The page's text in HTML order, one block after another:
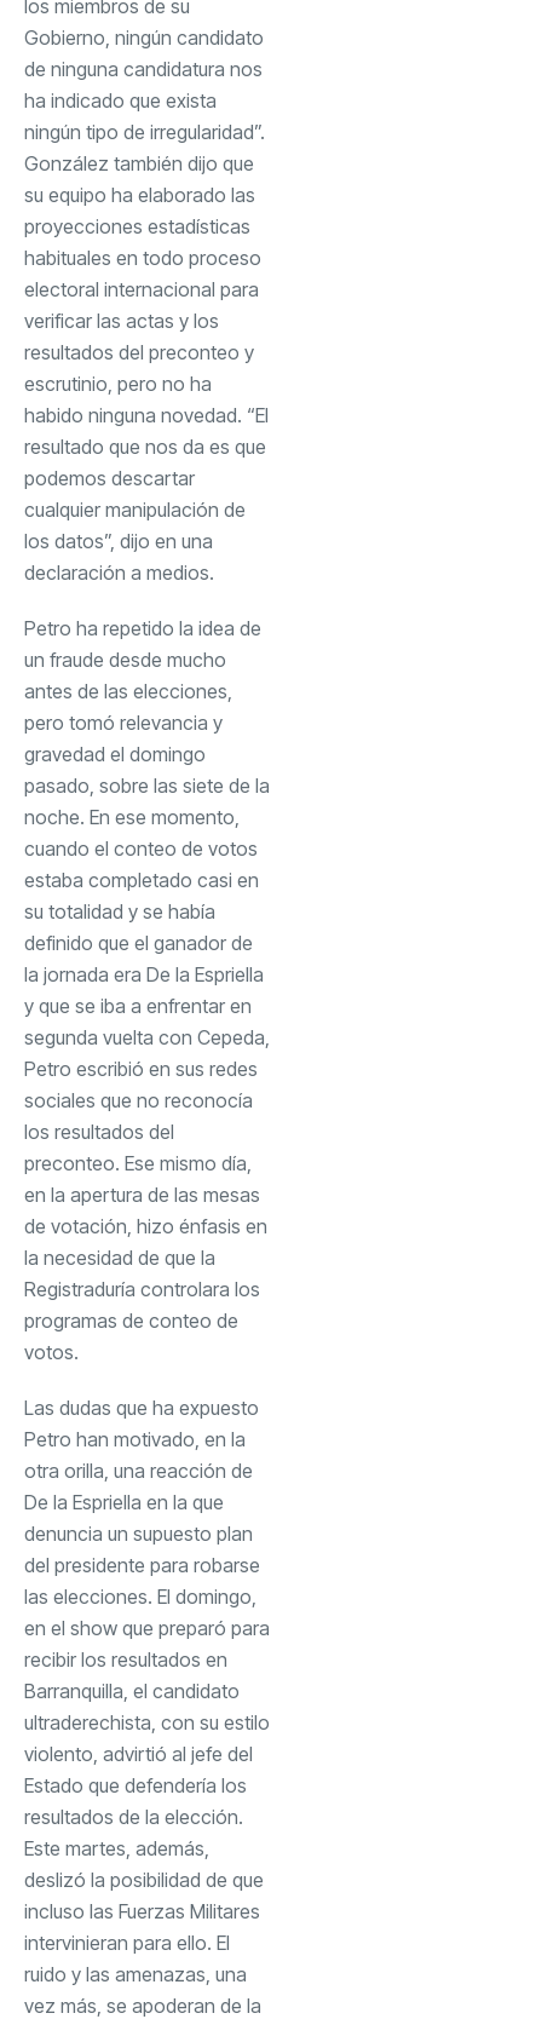
los miembros de su
Gobierno, ningún candidato
de ninguna candidatura nos
ha indicado que exista
ningún tipo de irregularidad”.
González también dijo que
su equipo ha elaborado las
proyecciones estadísticas
habituales en todo proceso
electoral internacional para
verificar las actas y los
resultados del preconteo y
escrutinio, pero no ha
habido ninguna novedad. “El
resultado que nos da es que
podemos descartar
cualquier manipulación de
los datos”, dijo en una
declaración a medios.
Petro ha repetido la idea de
un fraude desde mucho
antes de las elecciones,
pero tomó relevancia y
gravedad el domingo
pasado, sobre las siete de la
noche. En ese momento,
cuando el conteo de votos
estaba completado casi en
su totalidad y se había
definido que el ganador de
la jornada era De la Espriella
y que se iba a enfrentar en
segunda vuelta con Cepeda,
Petro escribió en sus redes
sociales que no reconocía
los resultados del
preconteo. Ese mismo día,
en la apertura de las mesas
de votación, hizo énfasis en
la necesidad de que la
Registraduría controlara los
programas de conteo de
votos.
Las dudas que ha expuesto
Petro han motivado, en la
otra orilla, una reacción de
De la Espriella en la que
denuncia un supuesto plan
del presidente para robarse
las elecciones. El domingo,
en el show que preparó para
recibir los resultados en
Barranquilla, el candidato
ultraderechista, con su estilo
violento, advirtió al jefe del
Estado que defendería los
resultados de la elección.
Este martes, además,
deslizó la posibilidad de que
incluso las Fuerzas Militares
intervinieran para ello. El
ruido y las amenazas, una
vez más, se apoderan de la